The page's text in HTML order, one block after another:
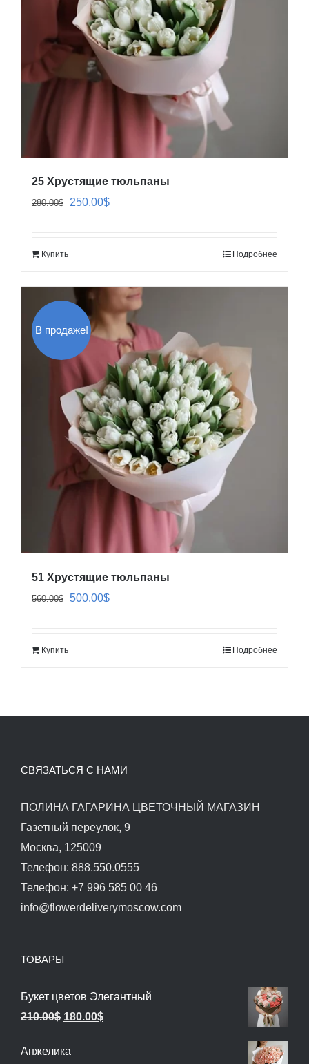
25 Хрустящие тюльпаны
280.00$
Первоначальная
250.00$Текущая
Купить Подробнее
В продаже!
51 Хрустящие тюльпаны
560.00$
Первоначальная
500.00$Текущая
Купить Подробнее
СВЯЗАТЬСЯ С НАМИ
ПОЛИНА ГАГАРИНА ЦВЕТОЧНЫЙ МАГАЗИН
Газетный переулок, 9
Москва, 125009
Телефон: 888.550.0555
Телефон: +7 996 585 00 46
info@flowerdeliverymoscow.com
ТОВАРЫ
Букет цветов Элегантный
210.00$ Первоначальная
составляла
180.00$Текущая
Анжелика